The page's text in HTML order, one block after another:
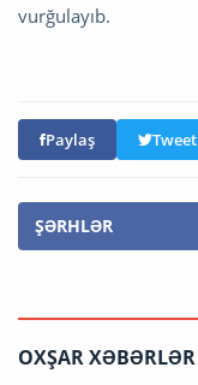
vurğulayıb.
Paylaş Tweet
ŞƏRHLƏR
OXŞAR XƏBƏRLƏR